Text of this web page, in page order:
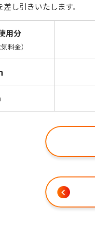
し引きいたします。
用分
料金）